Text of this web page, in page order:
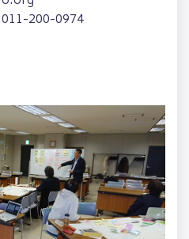
200-0974